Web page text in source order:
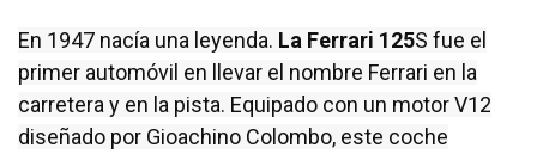
En 1947 nacía una leyenda. La Ferrari 125S fue el
primer automóvil en llevar el nombre Ferrari en la
carretera y en la pista. Equipado con un motor V12
diseñado por Gioachino Colombo, este coche